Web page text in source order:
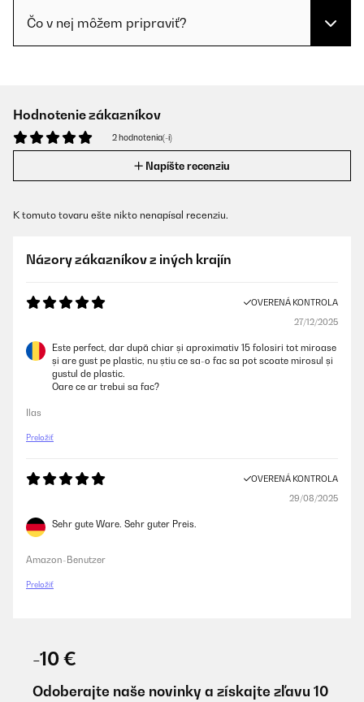
Čo v nej môžem pripraviť?
Hodnotenie zákazníkov
2 hodnotenia(-í)
Napíšte recenziu
K tomuto tovaru ešte nikto nenapísal recenziu.
Názory zákazníkov z iných krajín
OVERENÁ KONTROLA
27/12/2025
Este perfect, dar după chiar și aproximativ 15 folosiri tot miroase
și are gust pe plastic, nu știu ce sa-o fac sa pot scoate mirosul și
gustul de plastic.
Oare ce ar trebui sa fac?
Ilas
Preložiť
OVERENÁ KONTROLA
29/08/2025
Sehr gute Ware. Sehr guter Preis.
Amazon-Benutzer
Preložiť
-10 €
Odoberajte naše novinky a získajte zľavu 10